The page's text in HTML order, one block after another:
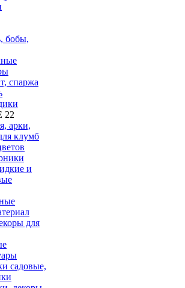
бобы,
спаржа
арки,
клумб
и
для
садовые,